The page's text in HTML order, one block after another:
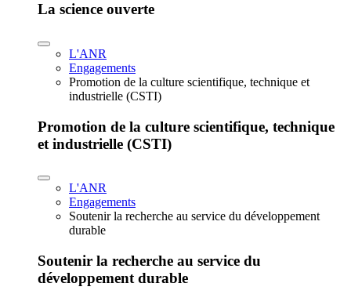
La science ouverte
L'ANR
Engagements
Promotion de la culture scientifique, technique et
industrielle (CSTI)
Promotion de la culture scientifique, technique
et industrielle (CSTI)
L'ANR
Engagements
Soutenir la recherche au service du développement
durable
Soutenir la recherche au service du
développement durable